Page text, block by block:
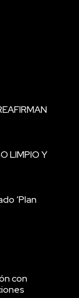
LIMPIO Y
‘Plan
con